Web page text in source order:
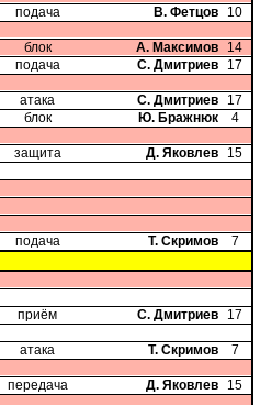
подача В. Фетцов
10
блок А. Максимов
14
подача С. Дмитриев
17
атака С. Дмитриев
17
блок Ю. Бражнюк
4
защита Д. Яковлев
15
подача Т. Скримов 7
приём С. Дмитриев
17
атака Т. Скримов
7
передача Д. Яковлев
15